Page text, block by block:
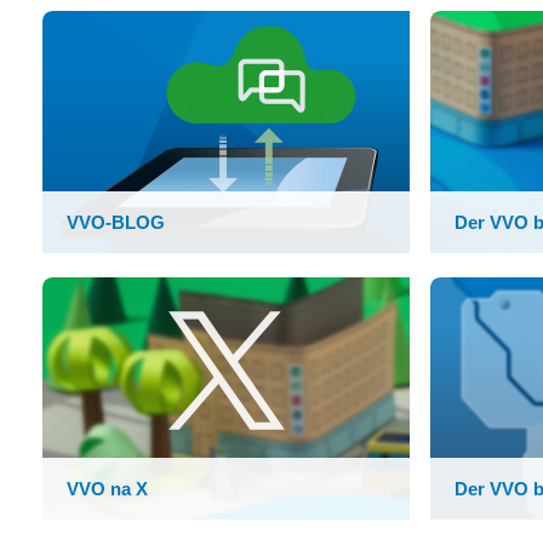
VVO-BLOG
VVO na X
Der VVO
Der VVO